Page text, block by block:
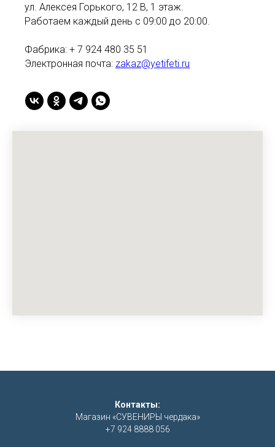
ул. Алексея Горького, 12 В, 1 этаж.
Работаем каждый день с 09:00 до 20:00.
Фабрика: + 7 924 480 35 51
Электронная почта: zakaz@yetifeti.ru
Контакты:
Магазин «СУВЕНИРЫ чердака»
+7 924 8888 056